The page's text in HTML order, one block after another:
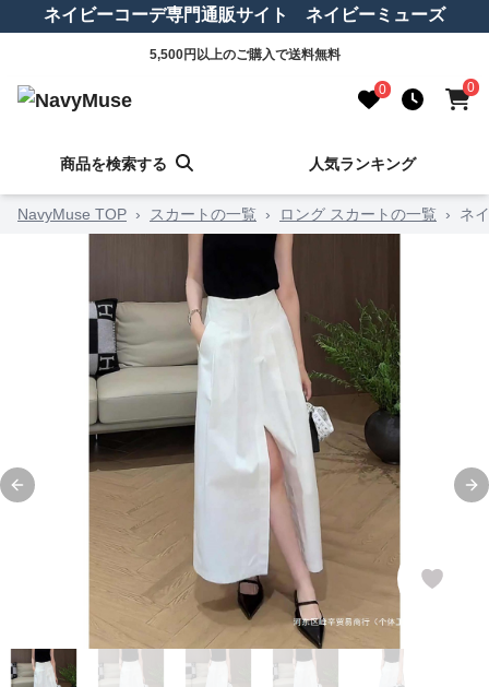
ネイビーコーデ専門通販サイト ネイビーミューズ
5,500円以上のご購入で送料無料
0 0
商品を検索する 人気ランキング
NavyMuse TOP › スカートの一覧 › ロング スカートの一覧 › ネ
Previous slide